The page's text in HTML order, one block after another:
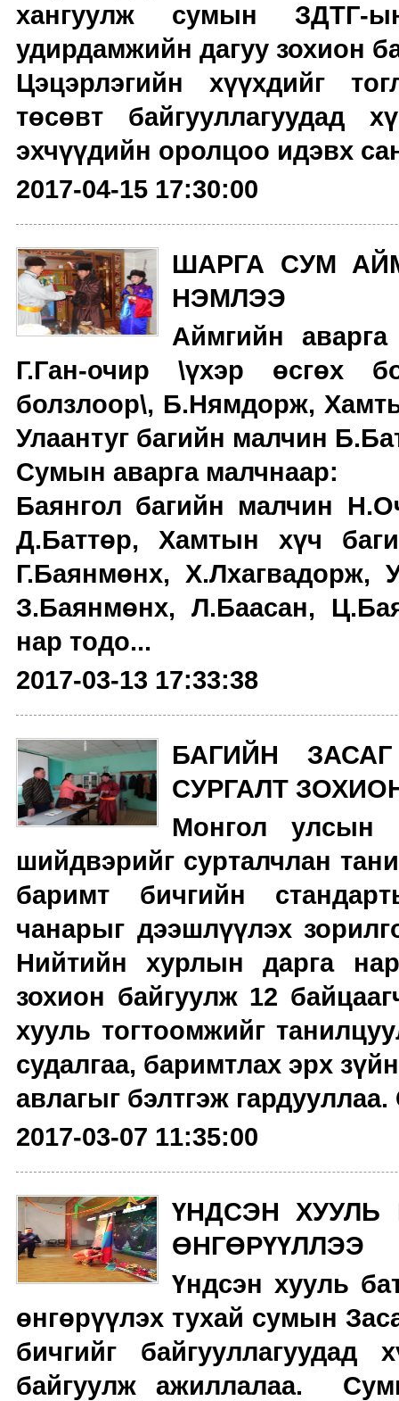
хангуулж сумын ЗДТГ-
удирдамжийн дагуу зохион
Цэцэрлэгийн хүүхдийг
төсөвт байгууллагуудад
эхчүүдийн оролцоо идэвх
2017-04-15 17:30:00
ШАРГА СУМ
НЭМЛЭЭ
Аймгийн
Г.Ган-очир \үхэр өсгөх
болзлоор\, Б.Нямдорж,
Улаантуг багийн малчин
Сумын аварга малчнаар:
Баянгол багийн малчин
Д.Баттөр, Хамтын хүч
Г.Баянмөнх, Х.Лхагвадорж,
З.Баянмөнх, Л.Баасан,
нар тодо...
2017-03-13 17:33:38
БАГИЙН
СУРГАЛТ
Монгол улсын
шийдвэрийг сурталчлан
баримт бичгийн
чанарыг дээшлүүлэх
Нийтийн хурлын дарга
зохион байгуулж 12
хууль тогтоомжийг
судалгаа, баримтлах эрх
авлагыг бэлтгэж
2017-03-07 11:35:00
ҮНДСЭН ХУУЛЬ
ӨНГӨРҮҮЛЛЭЭ
Үндсэн хууль
өнгөрүүлэх тухай сумын
бичгийг байгууллагуудад
байгуулж ажиллалаа.